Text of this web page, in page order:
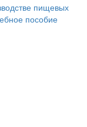
пищевых
пособие